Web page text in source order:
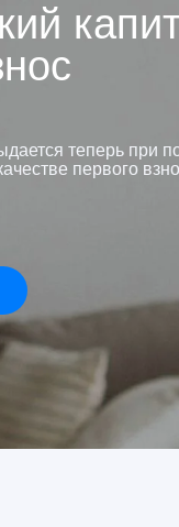
теперь при
первого